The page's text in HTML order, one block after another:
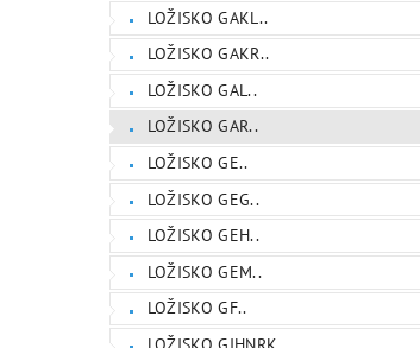
LOŽISKO GAKL..
LOŽISKO GAKR..
LOŽISKO GAL..
LOŽISKO GAR..
LOŽISKO GE..
LOŽISKO GEG..
LOŽISKO GEH..
LOŽISKO GEM..
LOŽISKO GF..